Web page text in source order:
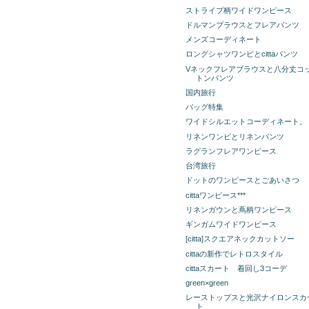
ストライプ柄ワイドワンピース
ドルマンブラウスとフレアパンツ
メンズコーディネート
ロングシャツワンピとcittaパンツ
Vネックフレアブラウスと八分丈コ
トンパンツ
国内旅行
バッグ特集
ワイドシルエットコーディネート。
リネンワンピとリネンパンツ
ラグランフレアワンピース
台湾旅行
ドットのワンピースとごあいさつ
cittaワンピース***
リネンガウンと蔦柄ワンピース
ギンガムワイドワンピース
[citta]スクエアネックカットソー
cittaの新作でレトロスタイル
cittaスカート 着回し3コーデ
green×green
レーストップスと光沢ナイロンスカ
ト